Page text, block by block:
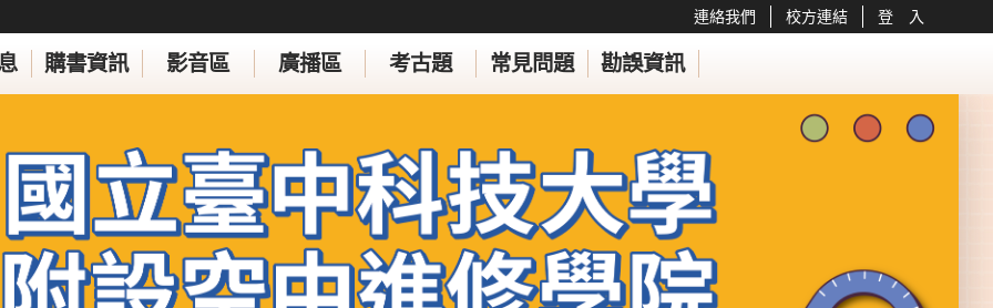
購書資訊 影音區 廣播區 考古題 常見問題 勘誤資訊
連絡我們 校方連結 登 入